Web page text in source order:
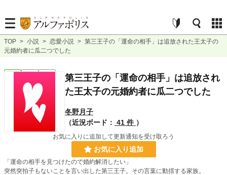
TOP > 小説 > 恋愛小説 > 第三王子の「運命の相手」は追放された王太子の
元婚約者に瓜二つでした
恋愛 完結 長編
第三王子の「運命の相手」は追放され
た王太子の元婚約者に瓜二つでした
冬野月子
（近況ボード： 41 件 ）
お気に入りに追加して更新通知を受け取ろう
お気に入り追加
「運命の相手を見つけたので婚約解消したい」
突然突拍子もないことを言い出した第三王子。その言葉に動揺する家族。